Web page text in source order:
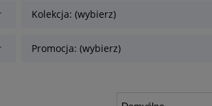
Kolekcja: (wybierz)
Promocja: (wybierz)